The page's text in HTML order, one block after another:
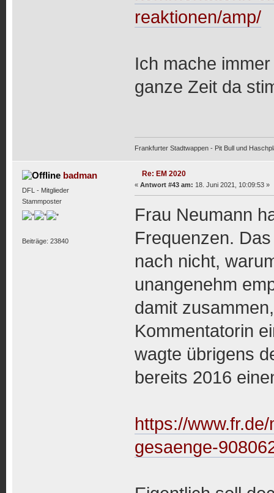
reaktionen/amp/
Ich mache
ganze Zeit da
Frankfurter Stadtwappen - Pit Bull und
badman
DFL - Mitglieder
Stammposter
Beiträge: 23840
Re: EM 2020
« Antwort #43 am: 18. Juni 2021, 10:09:53 »
Frau Neumann
Frequenzen.
nach nicht,
unangenehm
damit
Kommentatorin
wagte übrigens
bereits 2016
https://
gesaenge-